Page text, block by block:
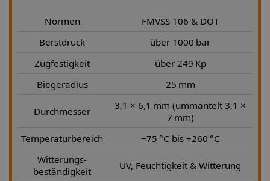
Normen
FMVSS 106 & DOT
Berstdruck
über 1000 bar
Zugfestigkeit
über 249 Kp
Biegeradius
25 mm
Durchmesser
3,1 × 6,1 mm (ummantelt 3,1 ×
7 mm)
Temperaturbereich
−75 °C bis +260 °C
Witterungs-
beständigkeit
UV, Feuchtigkeit & Witterung